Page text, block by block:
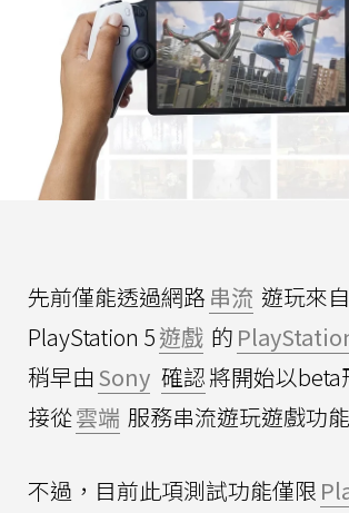
先前僅能透過網路 串流 遊玩來
PlayStation 5遊戲 的
稍早由Sony 確認將開始以beta
接從雲端 服務串流遊玩遊戲功能
不過，目前此項測試功能僅限